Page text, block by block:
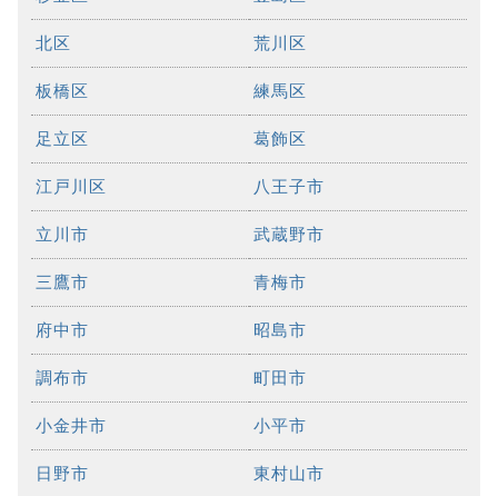
北区 荒川区
板橋区 練馬区
足立区 葛飾区
江戸川区 八王子市
立川市 武蔵野市
三鷹市 青梅市
府中市 昭島市
調布市 町田市
小金井市 小平市
日野市 東村山市